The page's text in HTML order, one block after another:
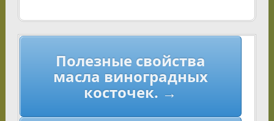
Навигация
записям
Полезные свойства
масла виноградных
косточек. →